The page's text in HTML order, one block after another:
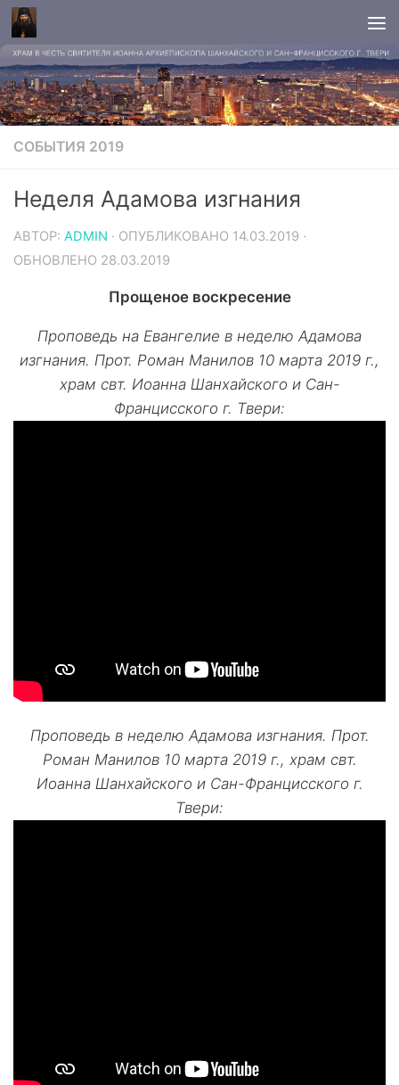
СОБЫТИЯ 2019
Неделя Адамова изгнания
АВТОР: ADMIN · ОПУБЛИКОВАНО 14.03.2019 ·
ОБНОВЛЕНО 28.03.2019
Прощеное воскресение
Проповедь на Евангелие в неделю Адамова
изгнания. Прот. Роман Манилов 10 марта 2019 г.,
храм свт. Иоанна Шанхайского и Сан-
Францисского г. Твери:
Проповедь в неделю Адамова изгнания. Прот.
Роман Манилов 10 марта 2019 г., храм свт.
Иоанна Шанхайского и Сан-Францисского г.
Твери: